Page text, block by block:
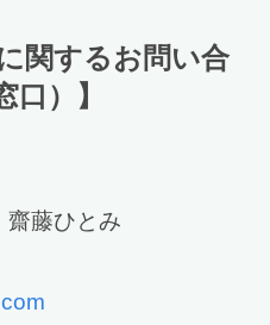
関するお問い合
）】
齋藤ひとみ